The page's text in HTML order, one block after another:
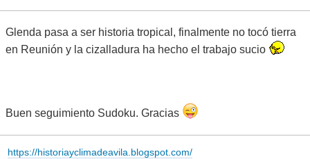
Glenda pasa a ser historia tropical, finalmente no tocó tierra
en Reunión y la cizalladura ha hecho el trabajo sucio
Buen seguimiento Sudoku. Gracias
https://historiayclimadeavila.blogspot.com/